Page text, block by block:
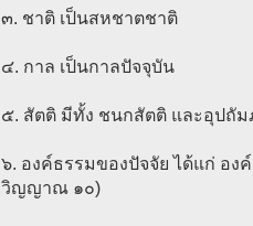
๓. ชาติ เป็นสหชาตชาติ
๔. กาล เป็นกาลปัจจุบัน
๕. สัตติ มีทั้ง ชนกสัตติ และอุปถั
๖. องค์ธรรมของปัจจัย ได้แก่ อ
วิญญาณ ๑๐)